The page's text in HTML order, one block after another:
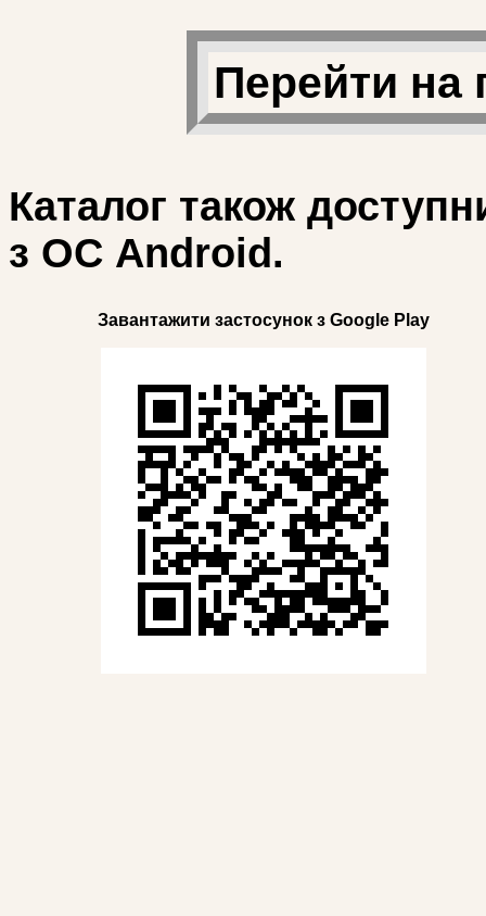
Перейти на
Каталог також
з ОС Android.
Завантажити застосунок з Google Play